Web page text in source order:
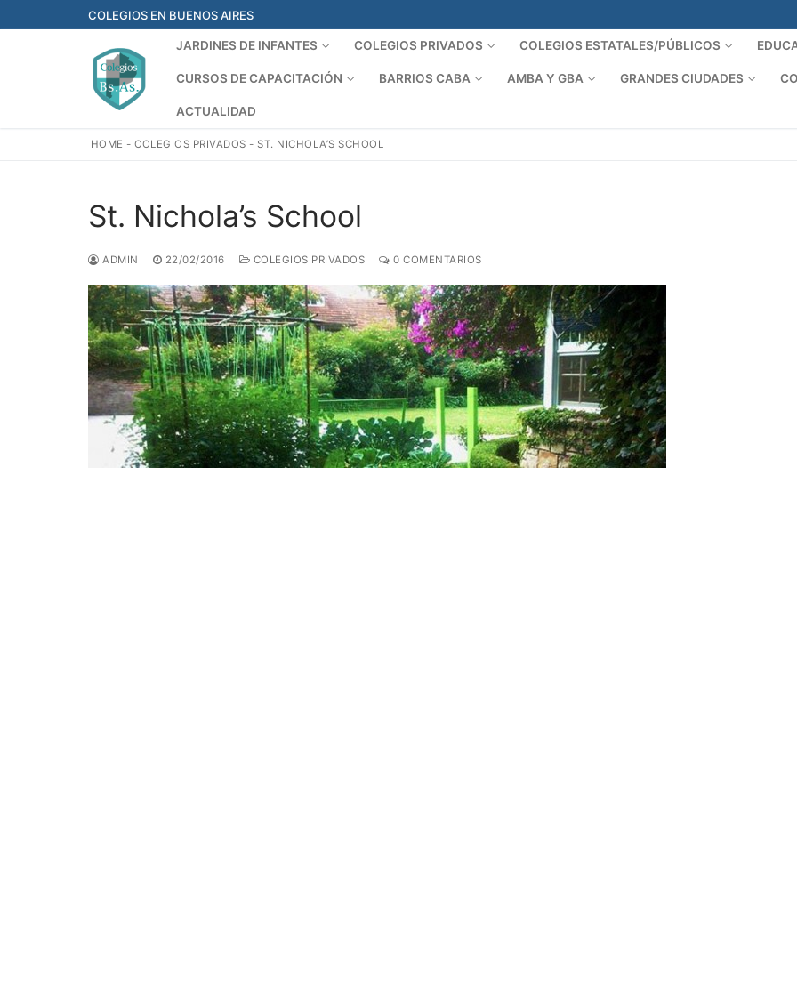
al
COLEGIOS EN BUENOS AIRES
JARDINES DE INFANTES COLEGIOS PRIVADOS COLEGIOS ESTATALES/PÚBLICOS
CURSOS DE CAPACITACIÓN BARRIOS CABA AMBA Y GBA GRANDES CIUDADES
ACTUALIDAD
HOME -COLEGIOS PRIVADOS -ST. NICHOLA’S SCHOOL
St. Nichola’s School
ADMIN 22/02/2016 COLEGIOS PRIVADOS 0 COMENTARIOS